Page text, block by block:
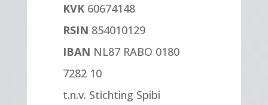
KVK60674148
RSIN 854010129
IBAN NL87 RABO 0180
7282 10
t.n.v. Stichting Spibi